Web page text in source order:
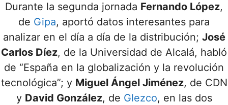
Durante la segunda jornada Fernando López,
de Gipa, aportó datos interesantes para
analizar en el día a día de la distribución; José
Carlos Díez, de la Universidad de Alcalá, habló
de “España en la globalización y la revolución
tecnológica”; y Miguel Ángel Jiménez, de CDN
y David González, de Glezco, en las dos